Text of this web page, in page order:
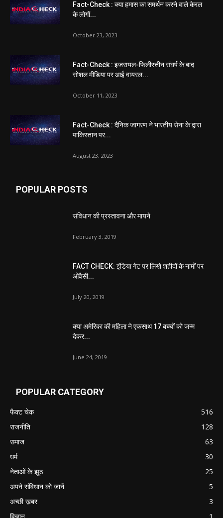
Fact-Check : क्या हमास का समर्थन करने वाले केरल
के लोगों...
October 23, 2023
Fact-Check : इजरायल-फिलीस्तीन संघर्ष के बाद
सोशल मीडिया पर आई वायरल...
October 11, 2023
Fact-Check : दैनिक जागरण ने भारतीय सेना के द्वारा
पाकिस्तान पर...
August 23, 2023
POPULAR POSTS
संविधान की प्रस्तावना और मायने
February 3, 2019
FACT CHECK: इंडिया गेट पर लिखे शहीदों के नामों पर
ओवैसी...
July 20, 2019
क्या अमेरिका की महिला ने एकसाथ 17 बच्चों को जन्म
देकर...
June 24, 2019
POPULAR CATEGORY
फैक्ट चेक
516
राजनीति
128
समाज
63
धर्म
30
नेताओं के झूठ
25
अपने संविधान को जानें
5
अच्छी ख़बर
3